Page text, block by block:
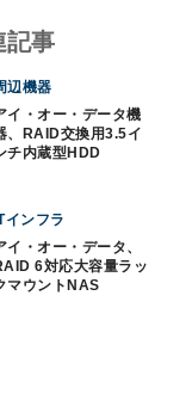
記事
辺機器
イ・オー・データ機
、RAID交換用3.5イ
チ内蔵型HDD
インフラ
イ・オー・データ、
6対応大容量ラッ
マウントNAS